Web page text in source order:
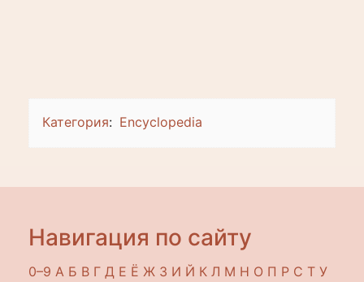
Категория: Encyclopedia
Навигация по сайту
0–9 A Б В Г Д Е Ё Ж З И Й К Л М Н О П Р С Т У